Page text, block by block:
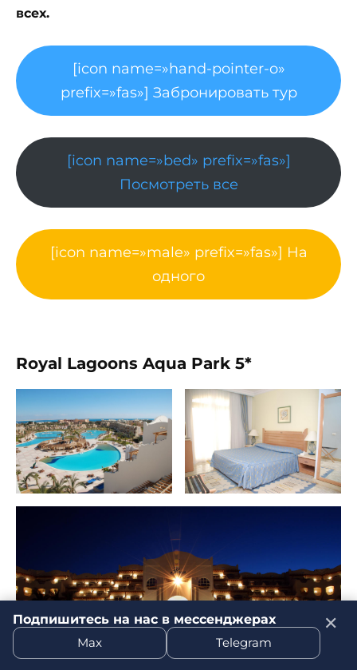
всех.
[icon name=»hand-pointer-o»
prefix=»fas»] Забронировать тур
[icon name=»bed» prefix=»fas»]
Посмотреть все
[icon name=»male» prefix=»fas»] На
одного
Royal Lagoons Aqua Park 5*
Подпишитесь на нас в мессенджерах
Max
Telegram
✕